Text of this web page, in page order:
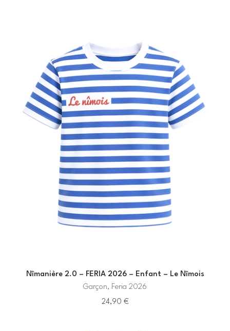
Nîmanière 2.0 – FERIA 2026 – Enfant – Le Nîmois
Garçon, Feria 2026
24,90 €